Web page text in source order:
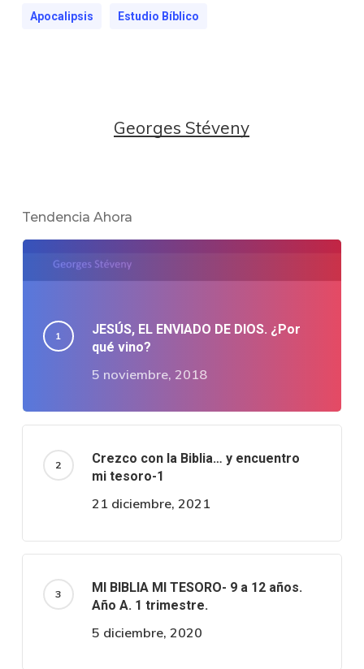
Apocalipsis Estudio Bíblico
Georges Stéveny
Tendencia Ahora
JESÚS, EL ENVIADO DE DIOS. ¿Por
qué vino?
5 noviembre, 2018
Crezco con la Biblia… y encuentro
mi tesoro-1
21 diciembre, 2021
MI BIBLIA MI TESORO- 9 a 12 años.
Año A. 1 trimestre.
5 diciembre, 2020